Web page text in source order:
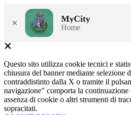
× MyCity
Home
Questo sito utilizza cookie tecnici e
chiusura del banner mediante selezione
contraddistinto dalla X o tramite il
navigazione" comporta la
assenza di cookie o altri strumenti di
sopracitati.